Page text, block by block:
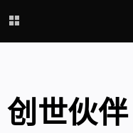
创世伙伴